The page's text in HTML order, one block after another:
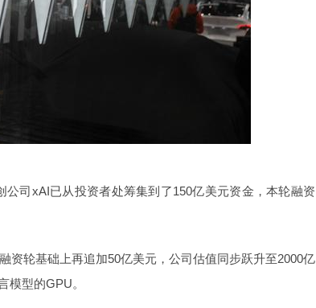
公司xAI已从投资者处筹集到了150亿美元资金，本轮融资
资轮基础上再追加50亿美元，公司估值同步跃升至2000亿
模型的GPU。